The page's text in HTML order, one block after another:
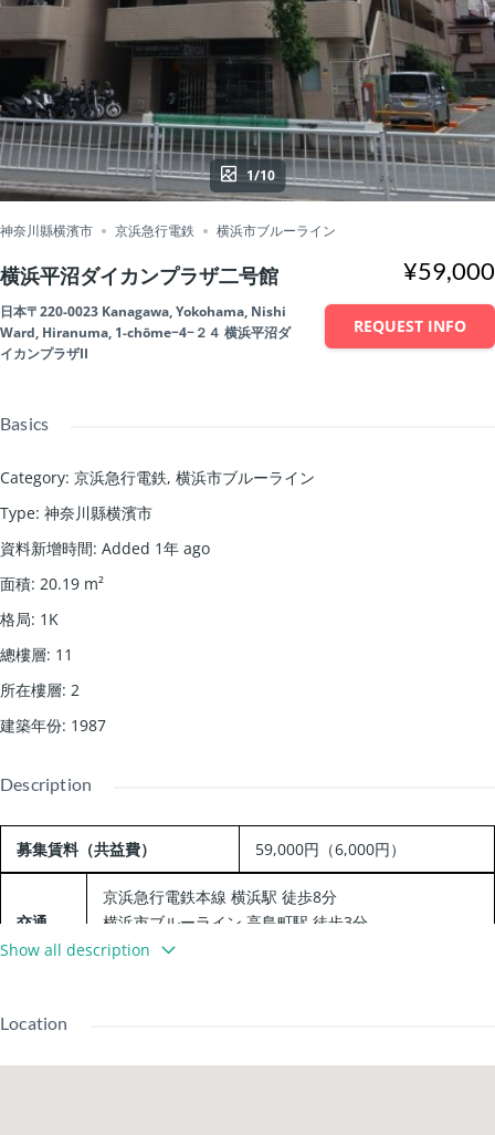
1/10
神奈川縣横濱市 京浜急行電鉄 横浜市ブルーライン
横浜平沼ダイカンプラザ二号館
日本〒220-0023 Kanagawa, Yokohama, Nishi
Ward, Hiranuma, 1-chōme−4−２４ 横浜平沼ダ
イカンプラザII
¥59,000
REQUEST INFO
Basics
Category: 京浜急行電鉄, 横浜市ブルーライン
Type: 神奈川縣横濱市
資料新增時間: Added 1年 ago
面積: 20.19 m²
格局: 1K
總樓層: 11
所在樓層: 2
建築年份: 1987
Description
募集賃料（共益費） 59,000円（6,000円）
交通
京浜急行電鉄本線 横浜駅 徒歩8分
横浜市ブルーライン 高島町駅 徒歩3分
京浜急行電鉄本線 戸部駅 徒歩7分
Show all description
Location